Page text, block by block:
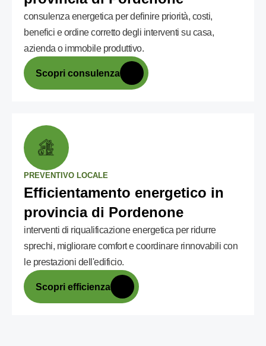
consulenza energetica per definire priorità, costi,
benefici e ordine corretto degli interventi su casa,
azienda o immobile produttivo.
Scopri consulenza
PREVENTIVO LOCALE
Efficientamento energetico in
provincia di Pordenone
interventi di riqualificazione energetica per ridurre
sprechi, migliorare comfort e coordinare rinnovabili con
le prestazioni dell'edificio.
Scopri efficienza